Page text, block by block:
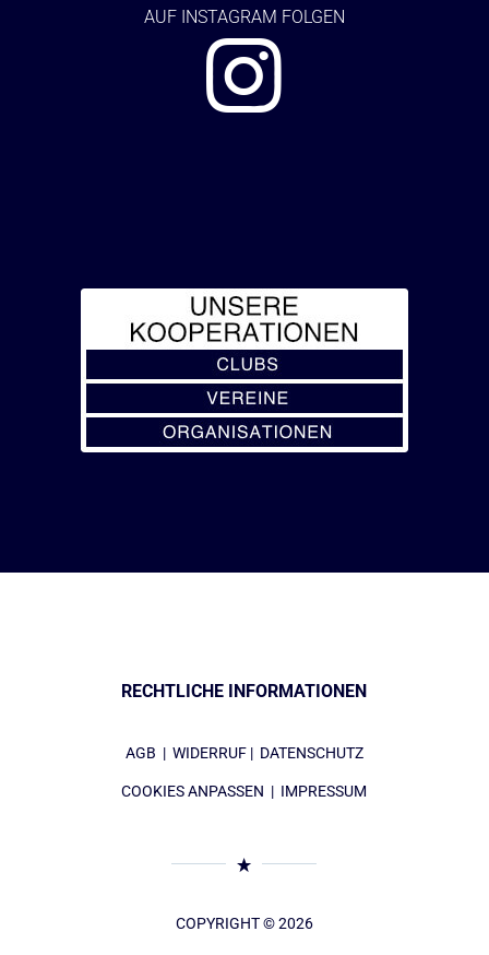
AUF INSTAGRAM FOLGEN
RECHTLICHE INFORMATIONEN
AGB | WIDERRUF| DATENSCHUTZ
COOKIES ANPASSEN | IMPRESSUM
COPYRIGHT © 2026